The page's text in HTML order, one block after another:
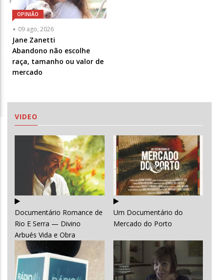
OPINIÃO
09 ago, 2026
Articulista
ou
Chamada
-
Opcional
Jane Zanetti
Abandono não escolhe
raça, tamanho ou valor de
mercado
VIDEO
Documentário Romance de
Rio E Serra — Divino
Arbués Vida e Obra
Um Documentário do
Mercado do Porto